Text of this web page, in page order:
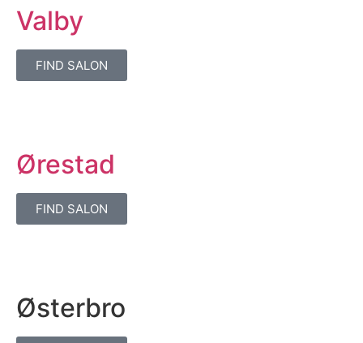
Valby
FIND SALON
Ørestad
FIND SALON
Østerbro